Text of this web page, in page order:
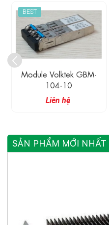
BEST
Module Volktek GBM-
104-10
Liên hệ
SẢN PHẨM MỚI NHẤT